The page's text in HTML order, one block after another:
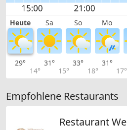
Heute Sa So Mo
29°
14°
31°
15°
33°
18°
31°
17°
Empfohlene Restaurants